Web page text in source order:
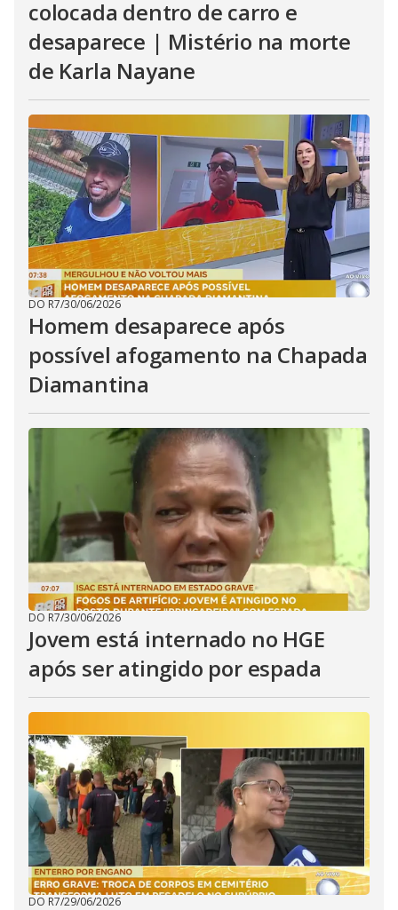
colocada dentro de carro e
desaparece | Mistério na morte
de Karla Nayane
DO R7/30/06/2026
Homem desaparece após
possível afogamento na Chapada
Diamantina
DO R7/30/06/2026
Jovem está internado no HGE
após ser atingido por espada
DO R7/29/06/2026